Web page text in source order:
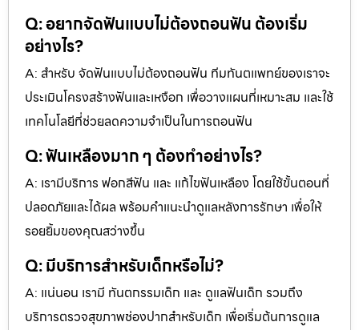
Q: อยากจัดฟันแบบไม่ต้องถอนฟัน ต้องเริ่ม
อย่างไร?
A: สำหรับ จัดฟันแบบไม่ต้องถอนฟัน ทีมทันตแพทย์ของเราจะ
ประเมินโครงสร้างฟันและเหงือก เพื่อวางแผนที่เหมาะสม และใช้
เทคโนโลยีที่ช่วยลดความจำเป็นในการถอนฟัน
Q: ฟันเหลืองมาก ๆ ต้องทำอย่างไร?
A: เรามีบริการ ฟอกสีฟัน และ แก้ไขฟันเหลือง โดยใช้ขั้นตอนที่
ปลอดภัยและได้ผล พร้อมคำแนะนำดูแลหลังการรักษา เพื่อให้
รอยยิ้มของคุณสว่างขึ้น
Q: มีบริการสำหรับเด็กหรือไม่?
A: แน่นอน เรามี ทันตกรรมเด็ก และ ดูแลฟันเด็ก รวมถึง
บริการตรวจสุขภาพช่องปากสำหรับเด็ก เพื่อเริ่มต้นการดูแล